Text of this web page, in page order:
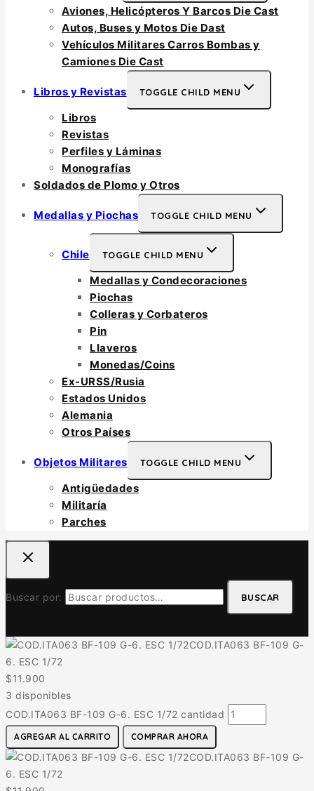
Aviones, Helicópteros Y Barcos Die Cast
Autos, Buses y Motos Die Dast
Vehículos Militares Carros Bombas y
Camiones Die Cast
Libros y Revistas TOGGLE CHILD MENU
Libros
Revistas
Perfiles y Láminas
Monografías
Soldados de Plomo y Otros
Medallas y Piochas TOGGLE CHILD MENU
Chile TOGGLE CHILD MENU
Medallas y Condecoraciones
Piochas
Colleras y Corbateros
Pin
Llaveros
Monedas/Coins
Ex-URSS/Rusia
Estados Unidos
Alemania
Otros Países
Objetos Militares TOGGLE CHILD MENU
Antigüedades
Militaría
Parches
Buscar por: BUSCAR
COD.ITA063 BF-109 G-
6. ESC 1/72
$11.900
3 disponibles
COD.ITA063 BF-109 G-6. ESC 1/72 cantidad
AGREGAR AL CARRITO COMPRAR AHORA
COD.ITA063 BF-109 G-
6. ESC 1/72